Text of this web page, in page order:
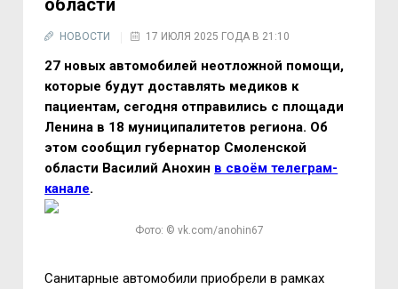
области
НОВОСТИ 17 ИЮЛЯ 2025 ГОДА В 21:10
27 новых автомобилей неотложной помощи,
которые будут доставлять медиков к
пациентам, сегодня отправились с площади
Ленина в 18 муниципалитетов региона. Об
этом сообщил губернатор Смоленской
области Василий Анохин в своём телеграм-
канале.
Фото: © vk.com/anohin67
Санитарные автомобили приобрели в рамках